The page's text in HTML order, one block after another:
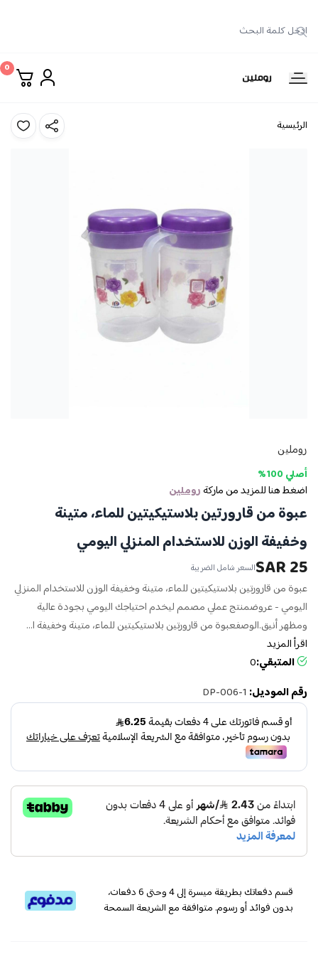
روملين
0
الرئيسية
روملين
أصلي 100%
اضغط هنا للمزيد من ماركةروملين
عبوة من قارورتين بلاستيكيتين للماء، متينة
وخفيفة الوزن للاستخدام المنزلي اليومي
25 SAR السعر شامل الضريبة
عبوة من قارورتين بلاستيكيتين للماء، متينة وخفيفة الوزن للاستخدام المنزلي
اليومي - عروضمنتج عملي مصمم ليخدم احتياجك اليومي بجودة عالية
ومظهر أنيق.الوصفعبوة من قارورتين بلاستيكيتين للماء، متينة وخفيفة ا...
اقرأ المزيد
المتبقي:0
رقم الموديل: DP-006-1
قسم دفعاتك بطريقة ميسرة إلى 4 وحتى 6 دفعات،
بدون فوائد أو رسوم. متوافقة مع الشريعة السمحة